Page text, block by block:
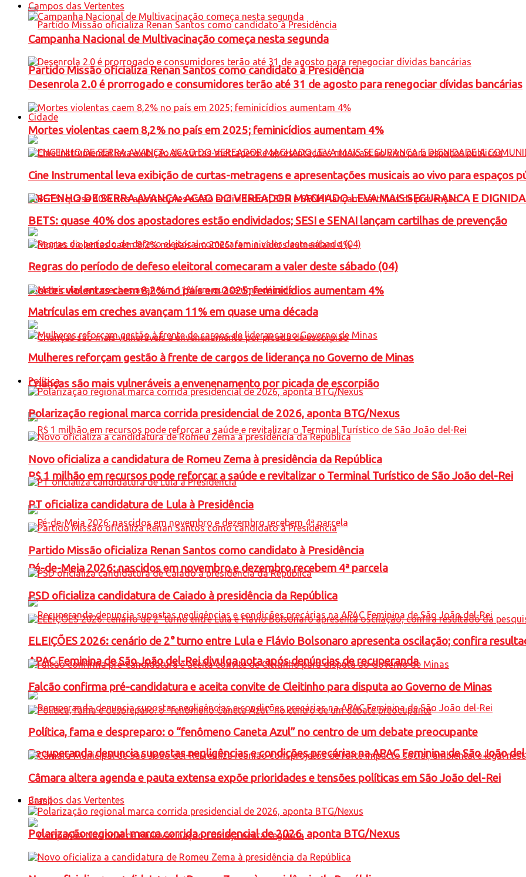
Partido Missão oficializa Renan Santos como candidato à Presidência
Cidade
ENGENHO DE SERRA AVANÇA: ACAO DO VEREADOR MACHADO LEVA MAIS SEGURANCA E
Mortes violentas caem 8,2% no país em 2025; feminicídios aumentam 4%
Crianças são mais vulneráveis a envenenamento por picada de escorpião
R$ 1 milhão em recursos pode reforçar a saúde e revitalizar o Terminal Turístico de São João del-Rei
Pé-de-Meia 2026: nascidos em novembro e dezembro recebem 4ª parcela
APAC Feminina de São João del-Rei divulga nota após denúncias de recuperanda
Recuperanda denuncia supostas negligências e condições precárias na APAC Feminina de São João
Campos das Vertentes
Campos das Vertentes
Campanha Nacional de Multivacinação começa nesta segunda
Desenrola 2.0 é prorrogado e consumidores terão até 31 de agosto para renegociar dívidas bancárias
Mortes violentas caem 8,2% no país em 2025; feminicídios aumentam 4%
Cine Instrumental leva exibição de curtas-metragens e apresentações musicais ao vivo para espaços
BETS: quase 40% dos apostadores estão endividados; SESI e SENAI lançam cartilhas de prevenção
Regras do período de defeso eleitoral comecaram a valer deste sábado (04)
Matrículas em creches avançam 11% em quase uma década
Mulheres reforçam gestão à frente de cargos de liderança no Governo de Minas
Política
Polarização regional marca corrida presidencial de 2026, aponta BTG/Nexus
Novo oficializa a candidatura de Romeu Zema à presidência da República
PT oficializa candidatura de Lula à Presidência
Partido Missão oficializa Renan Santos como candidato à Presidência
PSD oficializa candidatura de Caiado à presidência da República
ELEIÇÕES 2026: cenário de 2° turno entre Lula e Flávio Bolsonaro apresenta oscilação; confira
Falcão confirma pré-candidatura e aceita convite de Cleitinho para disputa ao Governo de Minas
Política, fama e despreparo: o “fenômeno Caneta Azul” no centro de um debate preocupante
Câmara altera agenda e pauta extensa expõe prioridades e tensões políticas em São João del-Rei
Brasil
Polarização regional marca corrida presidencial de 2026, aponta BTG/Nexus